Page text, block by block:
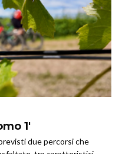
1′
due percorsi che